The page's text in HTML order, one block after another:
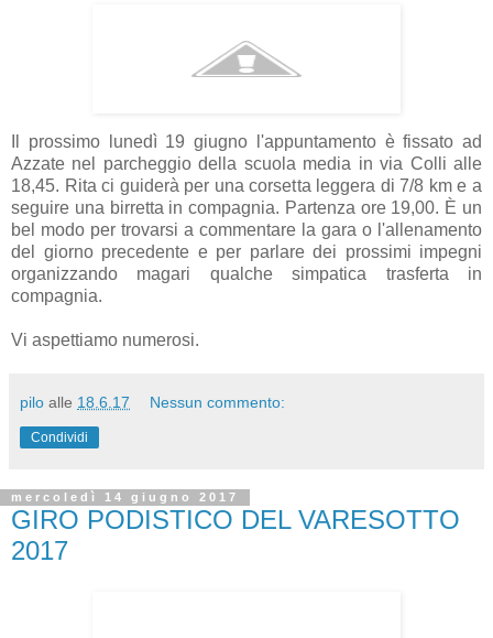
Il prossimo lunedì 19 giugno l'appuntamento è fissato ad
Azzate nel parcheggio della scuola media in via Colli alle
18,45. Rita ci guiderà per una corsetta leggera di 7/8 km e a
seguire una birretta in compagnia. Partenza ore 19,00. È un
bel modo per trovarsi a commentare la gara o l'allenamento
del giorno precedente e per parlare dei prossimi impegni
organizzando magari qualche simpatica trasferta in
compagnia.
Vi aspettiamo numerosi.
pilo alle 18.6.17 Nessun commento:
Condividi
mercoledì 14 giugno 2017
GIRO PODISTICO DEL VARESOTTO
2017